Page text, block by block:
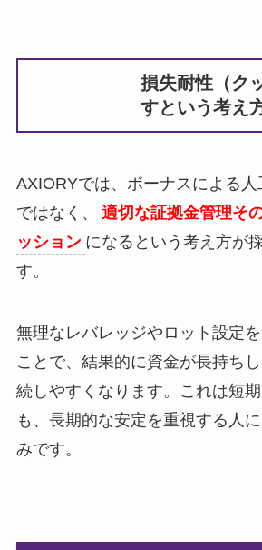
損失耐性（ク
すという考え
AXIORYでは、ボーナスによる
ではなく、
適切な証拠金管理そ
ッション になるという考え方が
す。
無理なレバレッジやロット設定
ことで、結果的に資金が長持ち
続しやすくなります。これは短
も、長期的な安定を重視する人
みです。